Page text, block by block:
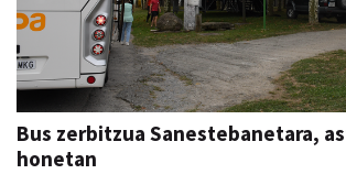
Bus zerbitzua Sanestebanetara,
honetan